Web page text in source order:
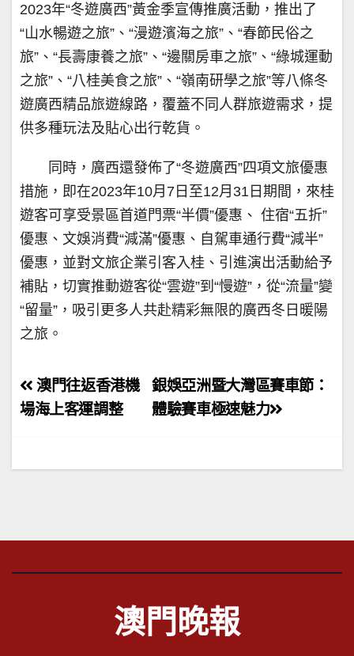
2023年“冬遊廣西”黃金季宣傳推廣活動，推出了
“山水暢遊之旅”、“漫遊濱海之旅”、“春節民俗之
旅”、“長壽康養之旅”、“邊關房車之旅”、“綠城運動
之旅”、“八桂美食之旅”、“嶺南研學之旅”等八條冬
遊廣西精品旅遊線路，覆蓋不同人群旅遊需求，提
供多種玩法及貼心出行乾貨。
同時，廣西還發佈了“冬遊廣西”四項文旅優惠
措施，即在2023年10月7日至12月31日期間，來桂
遊客可享受景區首道門票“半價”優惠、 住宿“五折”
優惠、文娛消費“減滿”優惠、自駕車通行費“減半”
優惠，並對文旅企業引客入桂、引進演出活動給予
補貼，切實推動遊客從“雲遊”到“慢遊”，從“流量”變
“留量”，吸引更多人共赴精彩無限的廣西冬日暖陽
之旅。
文
章
覽
銀娛亞洲暨大灣區賽車節：
體驗賽車極速魅力
澳門往返香港機
場海上客運調整
澳門晚報